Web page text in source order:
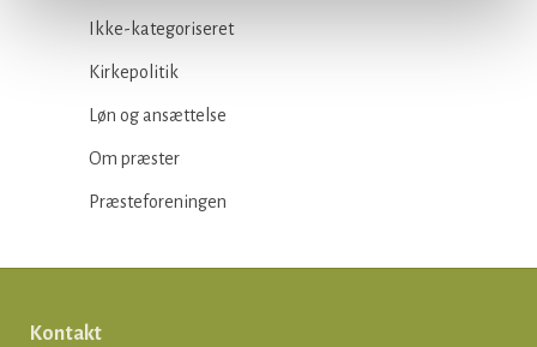
Ikke-kategoriseret
Kirkepolitik
Løn og ansættelse
Om præster
Præsteforeningen
Kontakt